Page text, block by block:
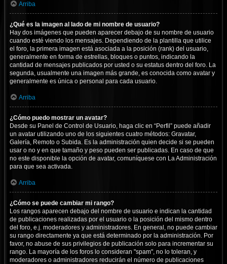
Arriba
¿Qué es la imagen al lado de mi nombre de usuario?
Hay dos imágenes que pueden aparecer debajo de su nombre de usuario
cuando esté viendo los mensajes. Dependiendo de la plantilla que utilice
el foro, la primera imagen está asociada a la posición (rank) del usuario,
generalmente en forma de estrellas, bloques o puntos, indicando la
cantidad de mensajes publicados por usted o su estatus dentro del foro. La
segunda, usualmente una imagen más grande, es conocida como avatar y
generalmente es única o personal para cada usuario.
Arriba
¿Cómo puedo mostrar un avatar?
Desde su Panel de Control de Usuario, haga clic en “Perfil” puede añadir
un avatar utilizando uno de los siguientes cuatro métodos: Gravatar,
Galería, Remoto o Subida. Es la administración quien decide si se pueden
usar o no y en que tamaño y peso pueden ser publicadas. En caso de que
no este disponible la opción de avatar, comuníquese con La Administración
para que sea activada.
Arriba
¿Cómo se puede cambiar mi rango?
Los rangos aparecen debajo del nombre de usuario e indican la cantidad
de publicaciones realizadas por el usuario o la posición del mismo dentro
del foro, e.j. moderadores y administradores. En general, no puede cambiar
su rango directamente ya que está determinado por la administración. Por
favor, no abuse de sus privilegios de publicación solo para incrementar su
rango. La mayoría de los foros lo consideran "spam", no lo toleran, y
moderadores o administradores reducirán el número de publicaciones